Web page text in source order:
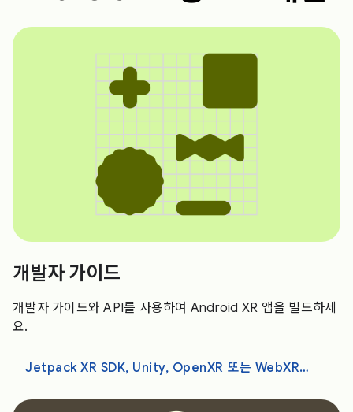
개발자 가이드
개발자 가이드와 API를 사용하여 Android XR 앱을 빌드하세
요.
Jetpack XR SDK, Unity, OpenXR 또는 WebXR로 개발